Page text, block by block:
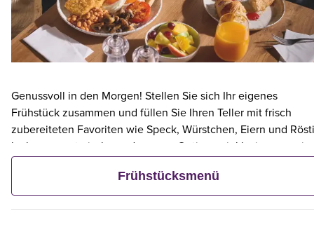
Genussvoll in den Morgen! Stellen Sie sich Ihr eigenes
Frühstück zusammen und füllen Sie Ihren Teller mit frisch
zubereiteten Favoriten wie Speck, Würstchen, Eiern und
leckere vegetarische und vegane Optionen inklusive – sowie
kontinentalen Köstlichkeiten wie Obst, Müsli und frischem
Gebäck. Und wenn ein Erwachsener ein Premier Inn-
bestellt, frühstücken bis zu zwei Kinder kostenlos mit.**
Frühstücksmenü